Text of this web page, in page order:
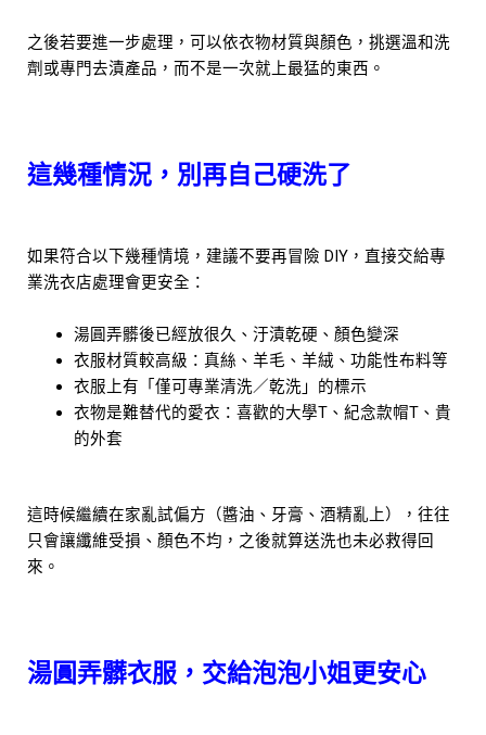
之後若要進一步處理，可以依衣物材質與顏色，挑選溫和洗
劑或專門去漬產品，而不是一次就上最猛的東西。
這幾種情況，別再自己硬洗了
如果符合以下幾種情境，建議不要再冒險 DIY，直接交給專
業洗衣店處理會更安全：
湯圓弄髒後已經放很久、汙漬乾硬、顏色變深
衣服材質較高級：真絲、羊毛、羊絨、功能性布料等
衣服上有「僅可專業清洗／乾洗」的標示
衣物是難替代的愛衣：喜歡的大學T、紀念款帽T、貴
的外套
這時候繼續在家亂試偏方（醬油、牙膏、酒精亂上），往往
只會讓纖維受損、顏色不均，之後就算送洗也未必救得回
來。
湯圓弄髒衣服，交給泡泡小姐更安心